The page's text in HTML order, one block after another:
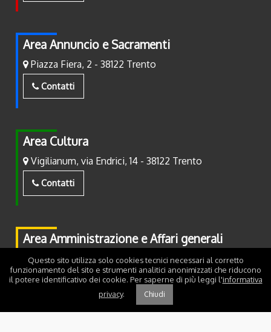
Area Annuncio e Sacramenti
Piazza Fiera, 2 - 38122 Trento
Contatti
Area Cultura
Vigilianum, via Endrici, 14 - 38122 Trento
Contatti
Area Amministrazione e Affari generali
Piazza Fiera, 2 - 38122 Trento
Contatti
Questo sito utilizza solo cookies tecnici necessari al corretto
funzionamento del sito e strumenti analitici anonimizzati che riducono
il potere identificativo dei cookie. Per saperne di più leggi l'informativa
privacy. Chiudi